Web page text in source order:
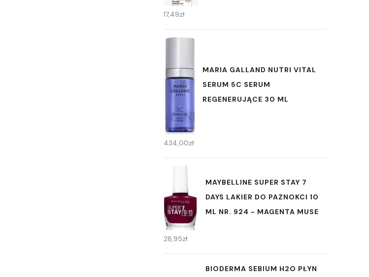
17,49zł
MARIA GALLAND NUTRI VITAL
SERUM 5C SERUM
REGENERUJĄCE 30 ML
434,00zł
MAYBELLINE SUPER STAY 7
DAYS LAKIER DO PAZNOKCI 10
ML NR. 924 - MAGENTA MUSE
28,95zł
BIODERMA SEBIUM H2O PŁYN